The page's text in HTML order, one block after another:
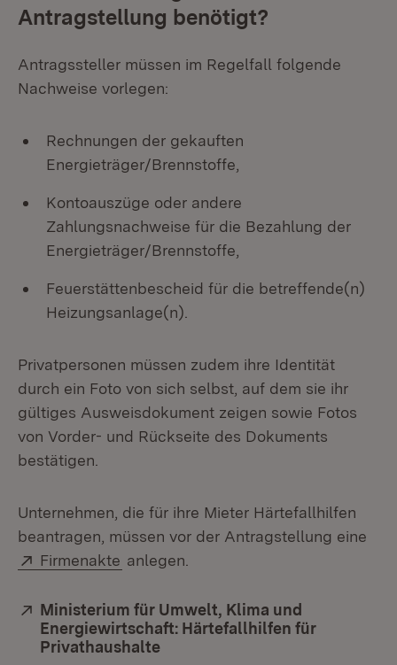
Antragstellung benötigt?
Antragssteller müssen im Regelfall folgende
Nachweise vorlegen:
Rechnungen der gekauften
Energieträger/Brennstoffe,
Kontoauszüge oder andere
Zahlungsnachweise für die Bezahlung der
Energieträger/Brennstoffe,
Feuerstättenbescheid für die betreffende(n)
Heizungsanlage(n).
Privatpersonen müssen zudem ihre Identität
durch ein Foto von sich selbst, auf dem sie ihr
gültiges Ausweisdokument zeigen sowie Fotos
von Vorder- und Rückseite des Dokuments
bestätigen.
Unternehmen, die für ihre Mieter Härtefallhilfen
beantragen, müssen vor der An­tragstellung eine
Extern:
Firmenakte (Öffnet in neuem Fenster)
anlegen.
Extern:
Ministerium für Umwelt, Klima und
Energiewirtschaft: Härtefallhilfen für
Privathaushalte